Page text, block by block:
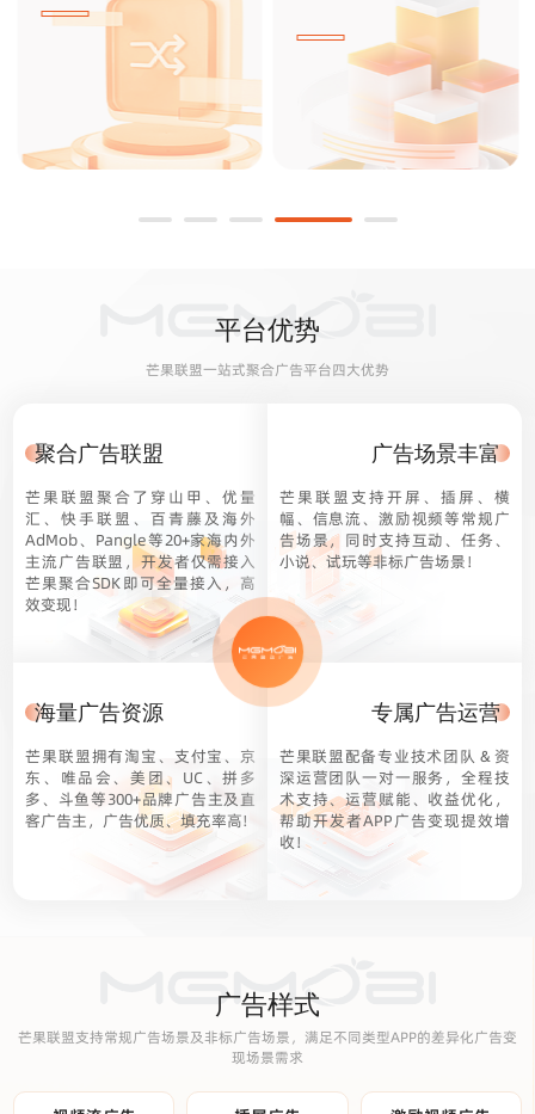
平台优势
芒果联盟一站式聚合广告平台四大优势
聚合广告联盟
芒果联盟聚合了穿山甲、优量
汇、快手联盟、百青藤及海外
AdMob、Pangle等20+家海内外
主流广告联盟，开发者仅需接入
芒果聚合SDK即可全量接入，高
效变现！
广告场景丰富
芒果联盟支持开屏、插屏、横
幅、信息流、激励视频等常规广
告场景，同时支持互动、任务、
小说、试玩等非标广告场景！
海量广告资源
芒果联盟拥有淘宝、支付宝、京
东、唯品会、美团、UC、拼多
多、斗鱼等300+品牌广告主及直
客广告主，广告优质、填充率高!
专属广告运营
芒果联盟配备专业技术团队 & 资
深运营团队一对一服务，全程技
术支持、运营赋能、收益优化，
帮助开发者APP广告变现提效增
收！
广告样式
芒果联盟支持常规广告场景及非标广告场景，满足不同类型APP的差异化广告变
现场景需求